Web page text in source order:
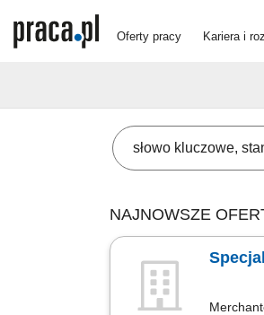
Oferty pracy Kariera i
NAJNOWSZE